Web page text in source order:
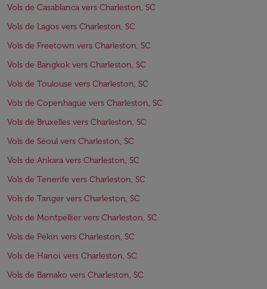
Vols de Casablanca vers Charleston, SC
Vols de Lagos vers Charleston, SC
Vols de Freetown vers Charleston, SC
Vols de Bangkok vers Charleston, SC
Vols de Toulouse vers Charleston, SC
Vols de Copenhague vers Charleston, SC
Vols de Bruxelles vers Charleston, SC
Vols de Séoul vers Charleston, SC
Vols de Ankara vers Charleston, SC
Vols de Tenerife vers Charleston, SC
Vols de Tanger vers Charleston, SC
Vols de Montpellier vers Charleston, SC
Vols de Pékin vers Charleston, SC
Vols de Hanoi vers Charleston, SC
Vols de Bamako vers Charleston, SC